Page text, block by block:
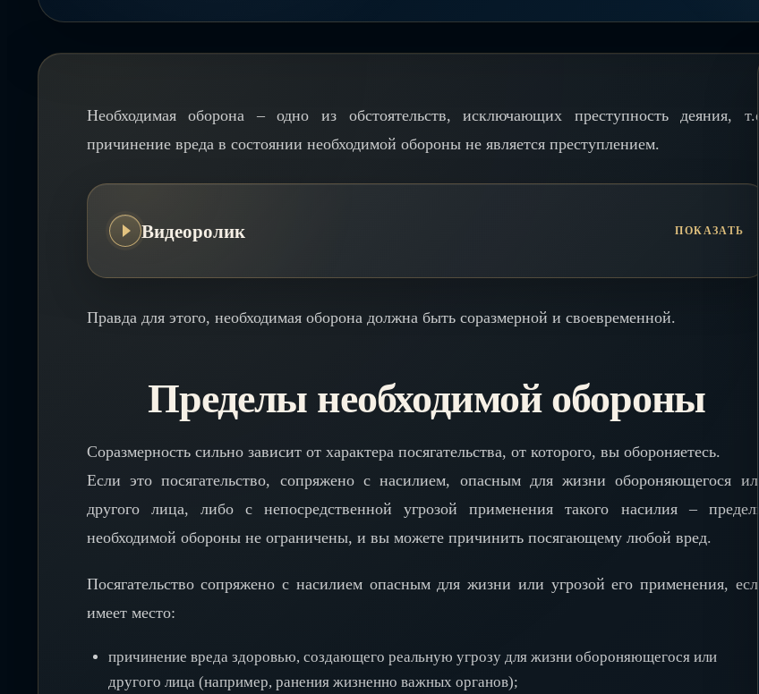
Необходимая оборона – одно из обстоятельств, исключающих преступность деяния, т.е.
причинение вреда в состоянии необходимой обороны не является преступлением.
Видеоролик
Правда для этого, необходимая оборона должна быть соразмерной и своевременной.
Пределы необходимой обороны
Соразмерность сильно зависит от характера посягательства, от которого, вы обороняетесь.
Если это посягательство, сопряжено с насилием, опасным для жизни обороняющегося или
другого лица, либо с непосредственной угрозой применения такого насилия – пределы
необходимой обороны не ограничены, и вы можете причинить посягающему любой вред.
Посягательство сопряжено с насилием опасным для жизни или угрозой его применения, если
имеет место:
причинение вреда здоровью, создающего реальную угрозу для жизни обороняющегося или
другого лица (например, ранения жизненно важных органов);